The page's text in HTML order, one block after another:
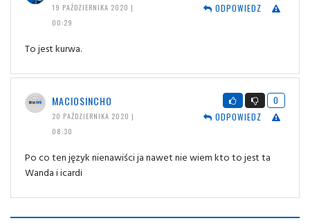
19 PAŹDZIERNIKA 2020 |
00:29
ODPOWIEDZ
To jest kurwa.
MACIOSINCHO
20 PAŹDZIERNIKA 2020 |
08:30
0
ODPOWIEDZ
Po co ten język nienawiści ja nawet nie wiem kto to jest ta
Wanda i icardi